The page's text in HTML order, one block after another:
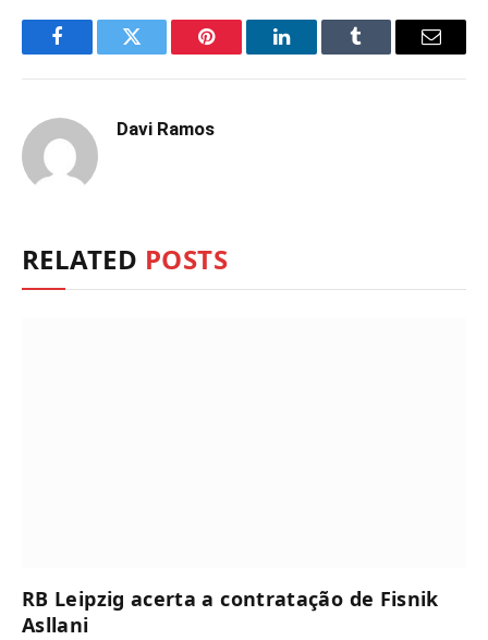
FacebookTwitter Pinterest LinkedInTumblr Email
Davi Ramos
RELATED POSTS
RB Leipzig acerta a contratação de Fisnik
Asllani